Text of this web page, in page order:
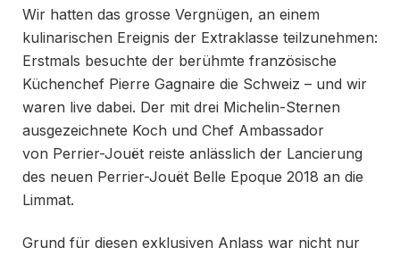
Wir hatten das grosse Vergnügen, an einem
kulinarischen Ereignis der Extraklasse teilzunehmen:
Erstmals besuchte der berühmte französische
Küchenchef Pierre Gagnaire die Schweiz – und wir
waren live dabei. Der mit drei Michelin-Sternen
ausgezeichnete Koch und Chef Ambassador
von Perrier-Jouët reiste anlässlich der Lancierung
des neuen Perrier-Jouët Belle Epoque 2018 an die
Limmat.
Grund für diesen exklusiven Anlass war nicht nur